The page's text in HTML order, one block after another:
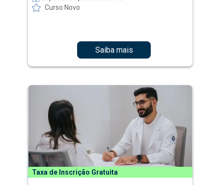
Curso Novo
Saiba mais
Taxa de Inscrição Gratuita